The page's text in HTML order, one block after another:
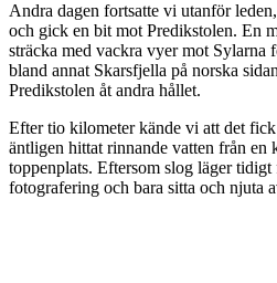
Andra dagen fortsatte vi utanför
och gick en bit mot Predikstolen. En
sträcka med vackra vyer mot Sylarna
bland annat Skarsfjella på norska
Predikstolen åt andra hållet.
Efter tio kilometer kände vi att det
äntligen hittat rinnande vatten från en
toppenplats. Eftersom slog läger
fotografering och bara sitta och njuta